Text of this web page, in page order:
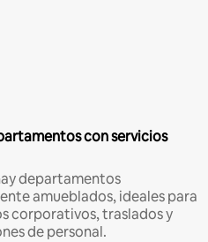
con servicios
departamentos
amueblados, ideales para
corporativos, traslados y
de personal.